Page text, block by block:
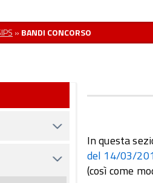
» BANDI CONCORSO
In questa
del 14/03/
(così come